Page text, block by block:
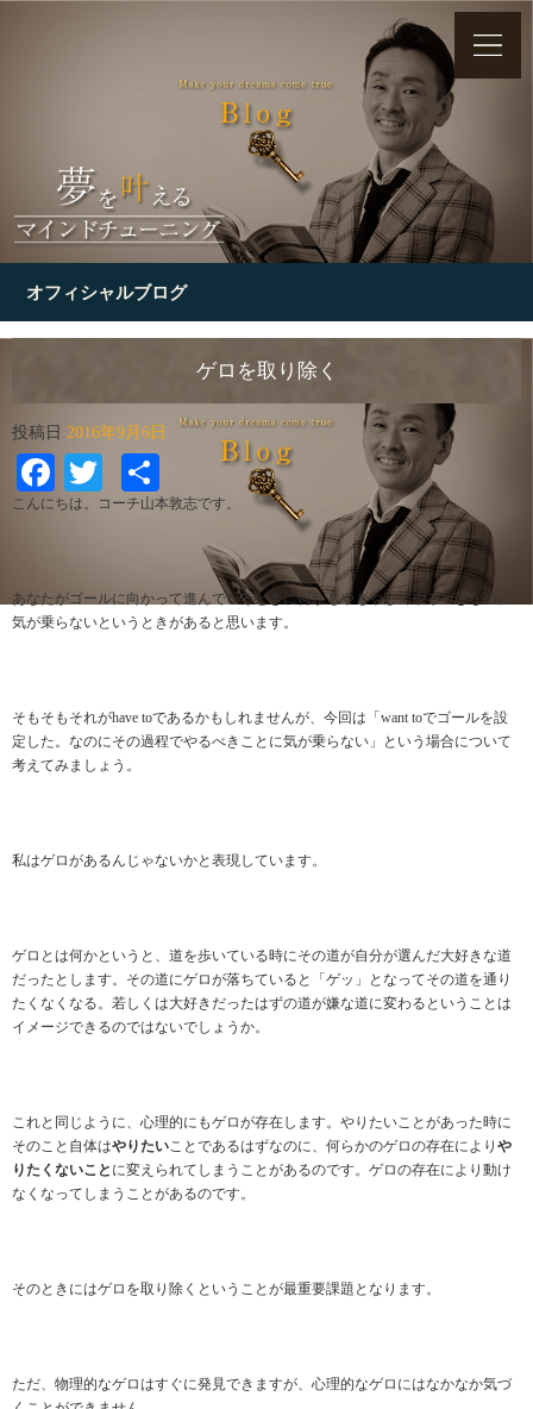
オフィシャルブログ
ゲロを取り除く
投稿日 2016年9月6日
Facebook
Twitter
有
こんにちは。コーチ山本敦志です。
あなたがゴールに向かって進んでいるときに何かもやもやしてやるべきなのに
気が乗らないというときがあると思います。
そもそもそれがhave toであるかもしれませんが、今回は「want toでゴールを設
定した。なのにその過程でやるべきことに気が乗らない」という場合について
考えてみましょう。
私はゲロがあるんじゃないかと表現しています。
ゲロとは何かというと、道を歩いている時にその道が自分が選んだ大好きな道
だったとします。その道にゲロが落ちていると「ゲッ」となってその道を通り
たくなくなる。若しくは大好きだったはずの道が嫌な道に変わるということは
イメージできるのではないでしょうか。
これと同じように、心理的にもゲロが存在します。やりたいことがあった時に
そのこと自体はやりたい ことであるはずなのに、何らかのゲロの存在により や
りたくないこと に変えられてしまうことがあるのです。ゲロの存在により動け
なくなってしまうことがあるのです。
そのときにはゲロを取り除くということが最重要課題となります。
ただ、物理的なゲロはすぐに発見できますが、心理的なゲロにはなかなか気づ